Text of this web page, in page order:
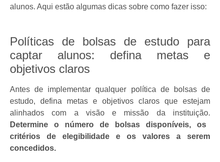
alunos. Aqui estão algumas dicas sobre como fazer isso:
Políticas de bolsas de estudo para
captar alunos: defina metas e
objetivos claros
Antes de implementar qualquer política de bolsas de
estudo, defina metas e objetivos claros que estejam
alinhados com a visão e missão da instituição.
Determine o número de bolsas disponíveis, os
critérios de elegibilidade e os valores a serem
concedidos.